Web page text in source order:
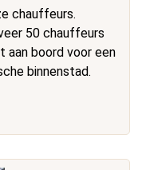
chauffeurs.
50 chauffeurs
aan boord voor een
binnenstad.